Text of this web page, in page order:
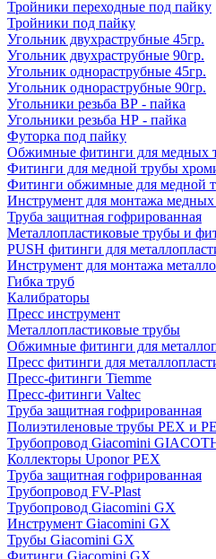
Тройники переходные под пайку
Тройники под пайку
Угольник двухраструбные 45гр.
Угольник двухраструбные 90гр.
Угольник однораструбные 45гр.
Угольник однораструбные 90гр.
Угольники резьба ВР - пайка
Угольники резьба НР - пайка
Футорка под пайку
Обжимные фитинги для медных
Фитинги для медной трубы
Фитинги обжимные для медной
Инструмент для монтажа медных
Труба защитная гофрированная
Металлопластиковые трубы и
PUSH фитинги для
Инструмент для монтажа
Гибка труб
Калибраторы
Пресс инструмент
Металлопластиковые трубы
Обжимные фитинги для
Пресс фитинги для
Пресс-фитинги Tiemme
Пресс-фитинги Valtec
Труба защитная гофрированная
Полиэтиленовые трубы PEX и
Трубопровод Giacomini
Коллекторы Uponor PEX
Труба защитная гофрированная
Трубопровод FV-Plast
Трубопровод Giacomini GX
Инструмент Giacomini GX
Трубы Giacomini GX
Фитинги Giacomini GX